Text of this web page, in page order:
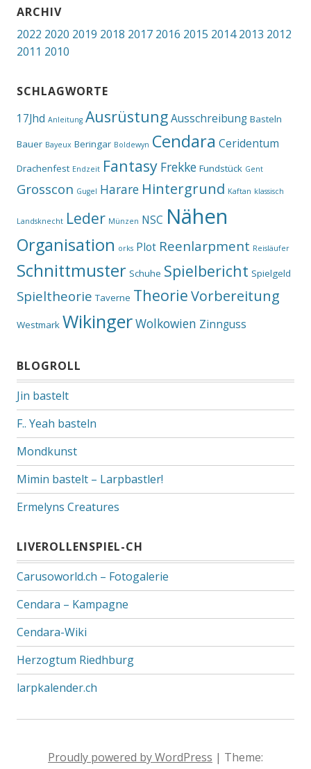
ARCHIV
2022 2020 2019 2018 2017 2016 2015 2014 2013 2012
2011 2010
SCHLAGWORTE
17Jhd Anleitung Ausrüstung Ausschreibung Basteln
Bauer Bayeux Beringar Boldewyn Cendara Ceridentum
Drachenfest Endzeit Fantasy Frekke Fundstück Gent
Grosscon Gugel Harare Hintergrund Kaftan klassisch
Landsknecht Leder Münzen NSC Nähen
Organisation orks Plot Reenlarpment Reisläufer
Schnittmuster Schuhe Spielbericht Spielgeld
Spieltheorie Taverne TheorieVorbereitung
Westmark WikingerWolkowien Zinnguss
BLOGROLL
Jin bastelt
F.. Yeah basteln
Mondkunst
Mimin bastelt – Larpbastler!
Ermelyns Creatures
LIVEROLLENSPIEL-CH
Carusoworld.ch – Fotogalerie
Cendara – Kampagne
Cendara-Wiki
Herzogtum Riedhburg
larpkalender.ch
Proudly powered by WordPress | Theme: